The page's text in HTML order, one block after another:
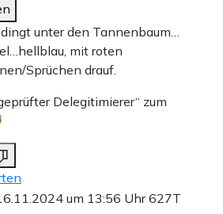
unter den Tannenbaum…
mit roten
Sprüchen drauf.
Delegitimierer“ zum
um 13:56 Uhr627T